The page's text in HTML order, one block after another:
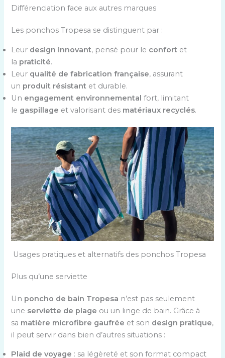
Différenciation face aux autres marques
Les ponchos Tropesa se distinguent par :
Leur design innovant, pensé pour le confort et
la praticité.
Leur qualité de fabrication française, assurant
un produit résistant et durable.
Un engagement environnemental fort, limitant
le gaspillage et valorisant des matériaux recyclés.
Usages pratiques et alternatifs des ponchos Tropesa
Plus qu’une serviette
Un poncho de bain Tropesa n’est pas seulement
une serviette de plage ou un linge de bain. Grâce à
sa matière microfibre gaufrée et son design pratique,
il peut servir dans bien d’autres situations :
Plaid de voyage : sa légèreté et son format compact